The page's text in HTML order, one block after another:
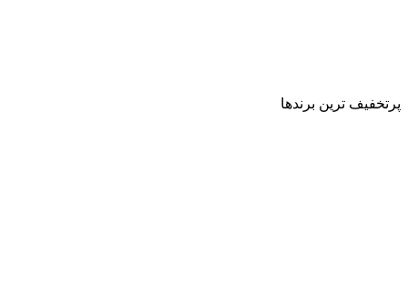
پرتخفیف ترین برندها